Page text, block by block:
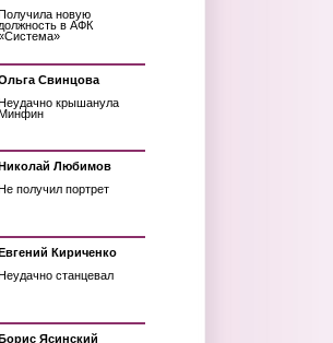
Получила новую
должность в АФК
Свинцова
Неудачно крышанула
Минфин
Николай Любимов
Не получил портрет
Евгений Кириченко
Неудачно станцевал
Борис Ясинский